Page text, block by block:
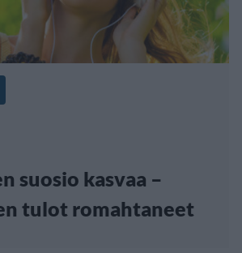
suosio kasvaa –
tulot romahtaneet